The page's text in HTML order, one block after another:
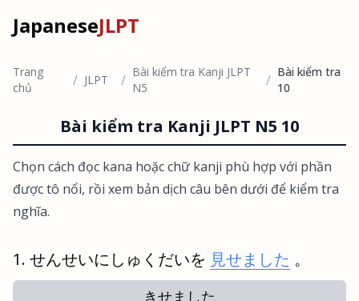
JapaneseJLPT
Trang
chủ
/ JLPT / Bài kiểm tra Kanji JLPT
N5
/ Bài kiểm tra
10
Bài kiểm tra Kanji JLPT N5 10
Chọn cách đọc kana hoặc chữ kanji phù hợp với phần
được tô nổi, rồi xem bản dịch câu bên dưới để kiểm tra
nghĩa.
せんせいにしゅくだいを 見せました 。
きせました